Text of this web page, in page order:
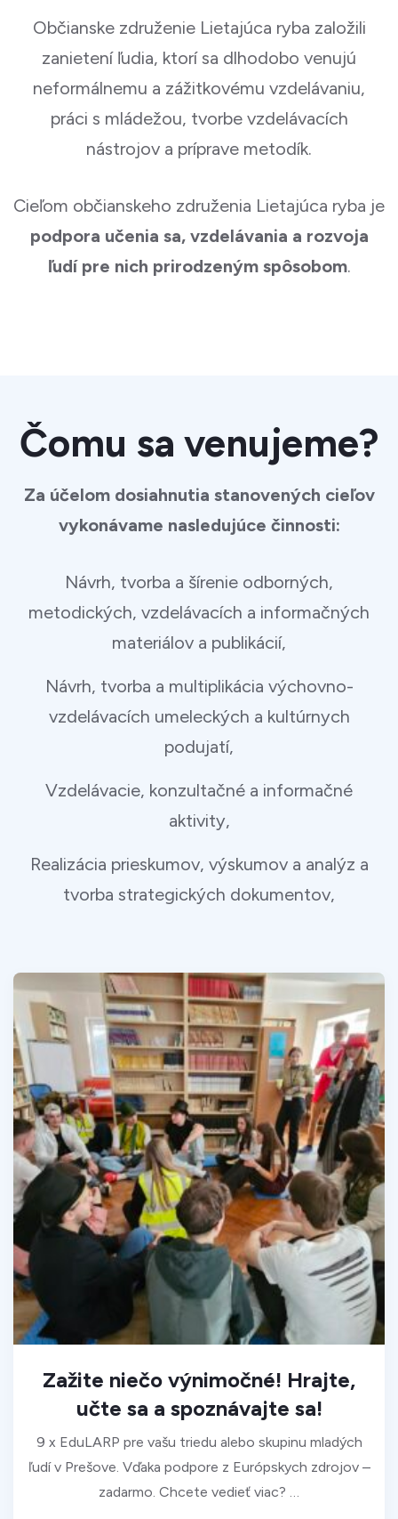
Občianske združenie Lietajúca ryba založili
zanietení ľudia, ktorí sa dlhodobo venujú
neformálnemu a zážitkovému vzdelávaniu,
práci s mládežou, tvorbe vzdelávacích
nástrojov a príprave metodík.
Cieľom občianskeho združenia Lietajúca ryba je
podpora učenia sa, vzdelávania a rozvoja
ľudí pre nich prirodzeným spôsobom.
Čomu sa venujeme?
Za účelom dosiahnutia stanovených cieľov
vykonávame nasledujúce činnosti:
Návrh, tvorba a šírenie odborných,
metodických, vzdelávacích a informačných
materiálov a publikácií,
Návrh, tvorba a multiplikácia výchovno-
vzdelávacích umeleckých a kultúrnych
podujatí,
Vzdelávacie, konzultačné a informačné
aktivity,
Realizácia prieskumov, výskumov a analýz a
tvorba strategických dokumentov,
Zažite niečo výnimočné! Hrajte,
učte sa a spoznávajte sa!
9 x EduLARP pre vašu triedu alebo skupinu mladých
ľudí v Prešove. Vďaka podpore z Európskych zdrojov –
zadarmo. Chcete vedieť viac? …